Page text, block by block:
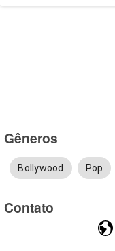
Gêneros
Bollywood Pop
Contato